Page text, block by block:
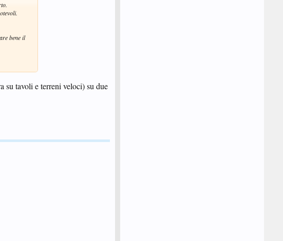
bene il
su tavoli e terreni veloci) su due